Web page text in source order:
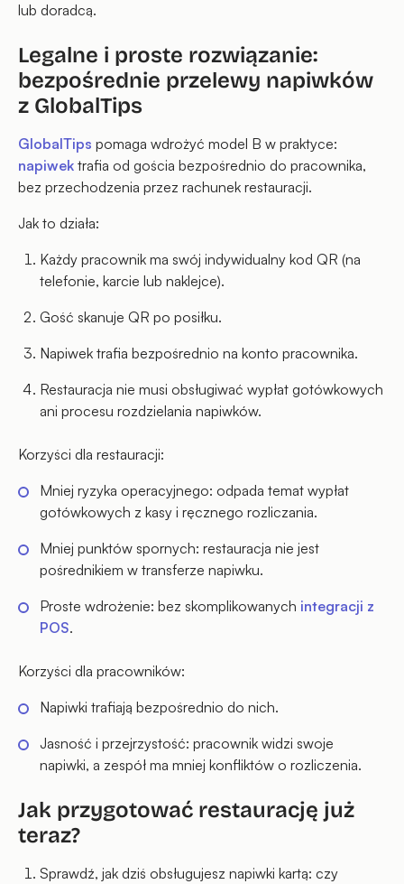
lub doradcą.
Legalne i proste rozwiązanie:
bezpośrednie przelewy napiwków
z GlobalTips
GlobalTips pomaga wdrożyć model B w praktyce:
napiwek trafia od gościa bezpośrednio do pracownika,
bez przechodzenia przez rachunek restauracji.
Jak to działa:
Każdy pracownik ma swój indywidualny kod QR (na
telefonie, karcie lub naklejce).
Gość skanuje QR po posiłku.
Napiwek trafia bezpośrednio na konto pracownika.
Restauracja nie musi obsługiwać wypłat gotówkowych
ani procesu rozdzielania napiwków.
Korzyści dla restauracji:
Mniej ryzyka operacyjnego: odpada temat wypłat
gotówkowych z kasy i ręcznego rozliczania.
Mniej punktów spornych: restauracja nie jest
pośrednikiem w transferze napiwku.
Proste wdrożenie: bez skomplikowanych integracji z
POS.
Korzyści dla pracowników:
Napiwki trafiają bezpośrednio do nich.
Jasność i przejrzystość: pracownik widzi swoje
napiwki, a zespół ma mniej konfliktów o rozliczenia.
Jak przygotować restaurację już
teraz?
Sprawdź, jak dziś obsługujesz napiwki kartą: czy